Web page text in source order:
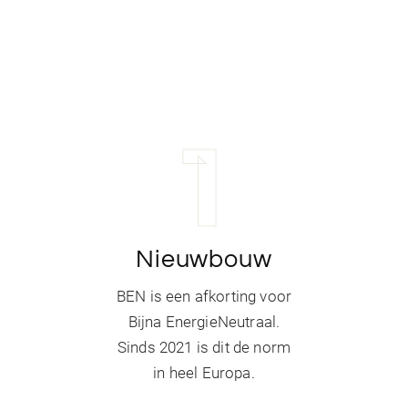
1
Nieuwbouw
BEN is een afkorting voor
Bijna EnergieNeutraal.
Sinds 2021 is dit de norm
in heel Europa.